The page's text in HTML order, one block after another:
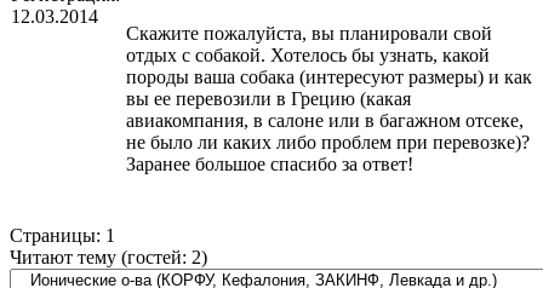
12.03.2014
Скажите пожалуйста, вы планировали свой
отдых с собакой. Хотелось бы узнать, какой
породы ваша собака (интересуют размеры) и как
вы ее перевозили в Грецию (какая
авиакомпания, в салоне или в багажном отсеке,
не было ли каких либо проблем при перевозке)?
Заранее большое спасибо за ответ!
Страницы: 1
Читают тему (гостей: 2)